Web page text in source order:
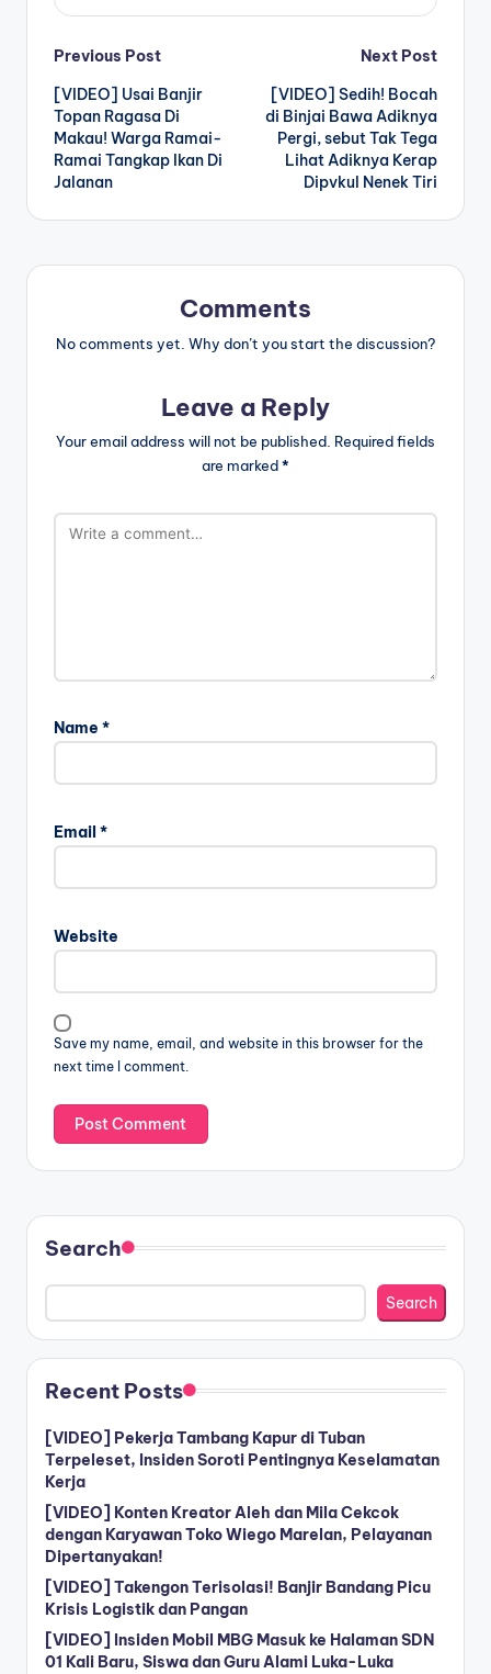
Post
navigation
Previous Post
[VIDEO] Usai Banjir
Topan Ragasa Di
Makau! Warga Ramai-
Ramai Tangkap Ikan Di
Jalanan
Next Post
[VIDEO] Sedih! Bocah
di Binjai Bawa Adiknya
Pergi, sebut Tak Tega
Lihat Adiknya Kerap
Dipvkul Nenek Tiri
Comments
No comments yet. Why don’t you start the discussion?
Leave a Reply
Your email address will not be published. Required fields
are marked*
Name *
Email *
Website
Save my name, email, and website in this browser for the
next time I comment.
Search
Search
Recent Posts
[VIDEO] Pekerja Tambang Kapur di Tuban
Terpeleset, Insiden Soroti Pentingnya Keselamatan
Kerja
[VIDEO] Konten Kreator Aleh dan Mila Cekcok
dengan Karyawan Toko Wiego Marelan, Pelayanan
Dipertanyakan!
[VIDEO] Takengon Terisolasi! Banjir Bandang Picu
Krisis Logistik dan Pangan
[VIDEO] Insiden Mobil MBG Masuk ke Halaman SDN
01 Kali Baru, Siswa dan Guru Alami Luka-Luka